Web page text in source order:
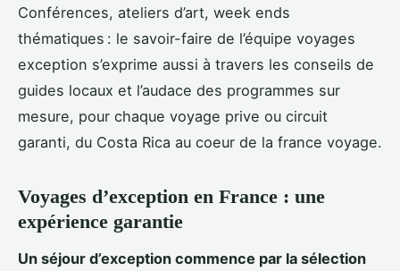
Conférences, ateliers d’art, week ends
thématiques : le savoir-faire de l’équipe voyages
exception s’exprime aussi à travers les conseils de
guides locaux et l’audace des programmes sur
mesure, pour chaque voyage prive ou circuit
garanti, du Costa Rica au coeur de la france voyage.
Voyages d’exception en France : une
expérience garantie
Un séjour d’exception commence par la sélection